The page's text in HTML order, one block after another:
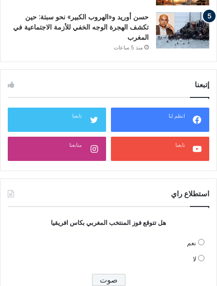
حسن أوريد و«الهروب الكبير» نحو سبتة: حين
تكشف الهجرة الوجه الخفي للأزمة الاجتماعية في
المغرب
منذ 5 ساعات
إتبعنا
انظم لنا تابعنا
تابعنا متابعنا
استطلاع راي
هل تتوقع فوز المنتخب المغربي بكاس افريقيا
نعم
لا